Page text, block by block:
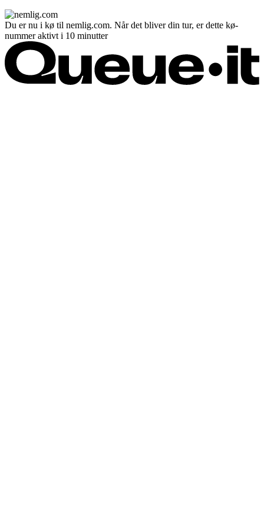
Du er nu i kø til nemlig.com. Når det bliver din tur, er dette kø-
nummer aktivt i 10 minutter